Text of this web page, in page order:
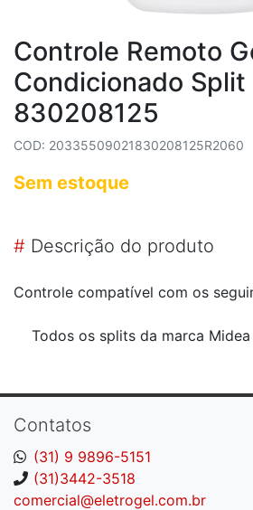
Controle Remoto
Condicionado Split
830208125
COD: 20335509021830208125R2060
Sem estoque
# Descrição do produto
Controle compatível com os
Todos os splits da marca Midea
Contatos
(31) 9 9896-5151
(31)3442-3518
comercial@eletrogel.com.br